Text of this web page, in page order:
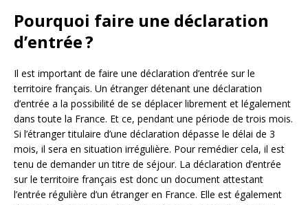
Pourquoi faire une déclaration
d’entrée ?
Il est important de faire une déclaration d’entrée sur le
territoire français. Un étranger détenant une déclaration
d’entrée a la possibilité de se déplacer librement et légalement
dans toute la France. Et ce, pendant une période de trois mois.
Si l’étranger titulaire d’une déclaration dépasse le délai de 3
mois, il sera en situation irrégulière. Pour remédier cela, il est
tenu de demander un titre de séjour. La déclaration d’entrée
sur le territoire français est donc un document attestant
l’entrée régulière d’un étranger en France. Elle est également